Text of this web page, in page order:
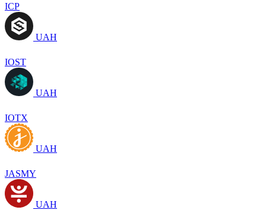
ICP
UAH
IOST
UAH
IOTX
UAH
JASMY
UAH